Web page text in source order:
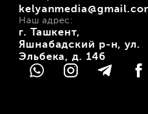
г. Ташкент,
Яшнабадский р-н, ул.
Эльбека, д. 146
Наш адрес: